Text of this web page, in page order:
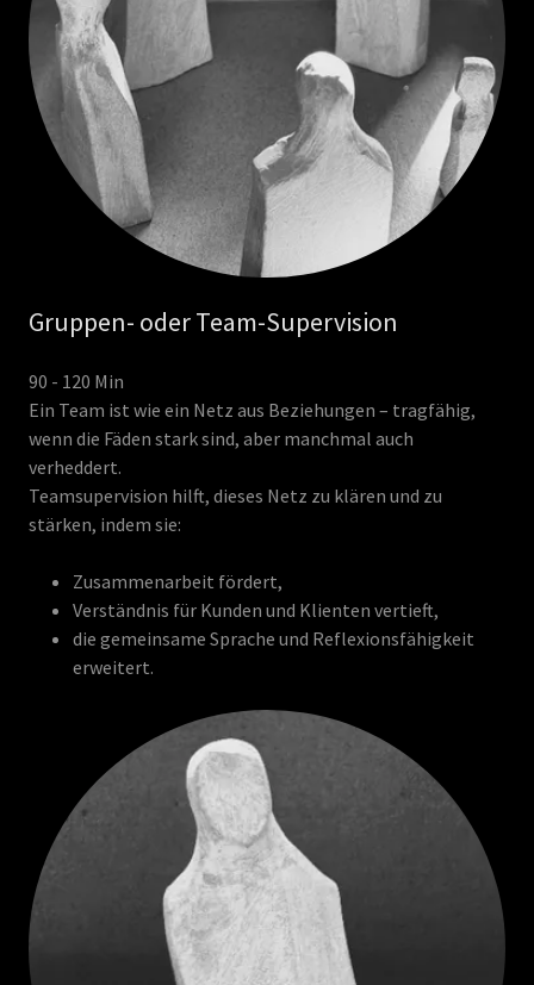
Gruppen- oder Team-Supervision
90 - 120 Min
Ein Team ist wie ein Netz aus Beziehungen – tragfähig,
wenn die Fäden stark sind, aber manchmal auch
verheddert.
Teamsupervision hilft, dieses Netz zu klären und zu
stärken, indem sie:
Zusammenarbeit fördert,
Verständnis für Kunden und Klienten vertieft,
die gemeinsame Sprache und Reflexionsfähigkeit
erweitert.